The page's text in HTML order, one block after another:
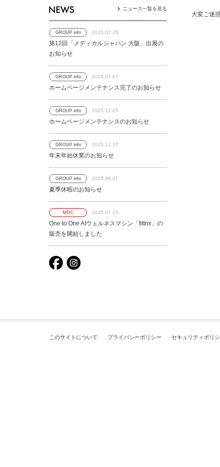
GROUP info 2026.02.25
第12回「メディカルジャパン 大阪」出展の
お知らせ
GROUP info 2026.01.07
ホームページメンテナンス完了のお知らせ
GROUP info 2025.12.25
ホームページメンテナンスのお知らせ
GROUP info 2025.12.10
年末年始休業のお知らせ
GROUP info 2025.08.01
夏季休暇のお知らせ
MDC 2025.07.25
One to One AIウェルネスマシン「fittrix」の
販売を開始しました
ニュース一覧を見る
大変ご迷
このサイトについて プライバシーポリシー セキュリティポリ